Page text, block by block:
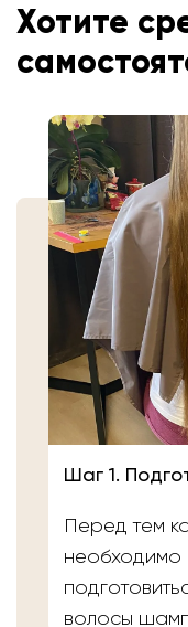
Хотите
Шаг 1.
Перед тем
необходимо
волосы